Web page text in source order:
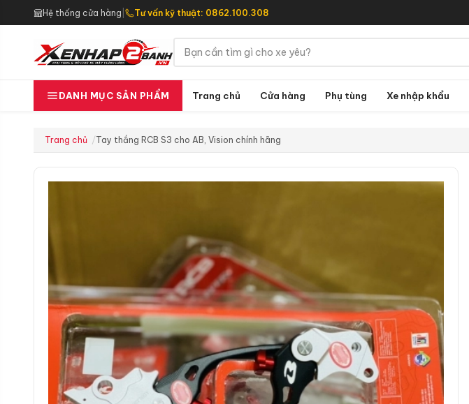
Hệ thống cửa hàng Tư vấn kỹ thuật: 0862.100.308
DANH MỤC SẢN PHẨM Trang chủ Cửa hàng Phụ tùng Xe nhập khẩu
Trang chủ Tay thắng RCB S3 cho AB, Vision chính hãng